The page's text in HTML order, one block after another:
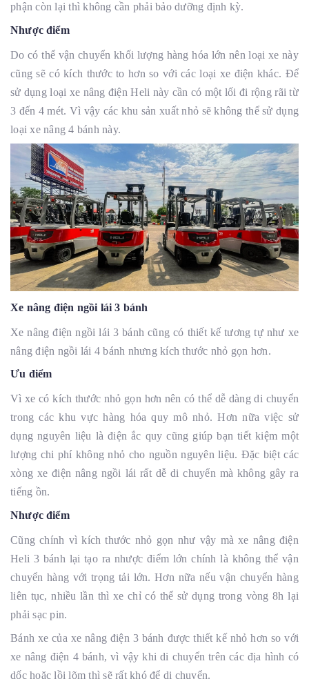
phận còn lại thì không cần phải bảo dưỡng định kỳ.
Nhược điểm
Do có thể vận chuyển khối lượng hàng hóa lớn nên loại xe này
cũng sẽ có kích thước to hơn so với các loại xe điện khác. Để
sử dụng loại xe nâng điện Heli này cần có một lối đi rộng rãi từ
3 đến 4 mét. Vì vậy các khu sản xuất nhỏ sẽ không thể sử dụng
loại xe nâng 4 bánh này.
Xe nâng điện ngồi lái 3 bánh
Xe nâng điện ngồi lái 3 bánh cũng có thiết kế tương tự như xe
nâng điện ngồi lái 4 bánh nhưng kích thước nhỏ gọn hơn.
Ưu điểm
Vì xe có kích thước nhỏ gọn hơn nên có thể dễ dàng di chuyển
trong các khu vực hàng hóa quy mô nhỏ. Hơn nữa việc sử
dụng nguyên liệu là điện ắc quy cũng giúp bạn tiết kiệm một
lượng chi phí không nhỏ cho nguồn nguyên liệu. Đặc biệt các
xòng xe điện nâng ngồi lái rất dễ di chuyển mà không gây ra
tiếng ồn.
Nhược điểm
Cũng chính vì kích thước nhỏ gọn như vậy mà xe nâng điện
Heli 3 bánh lại tạo ra nhược điểm lớn chính là không thể vận
chuyển hàng với trọng tải lớn. Hơn nữa nếu vận chuyển hàng
liên tục, nhiều lần thì xe chỉ có thể sử dụng trong vòng 8h lại
phải sạc pin.
Bánh xe của xe nâng điện 3 bánh được thiết kế nhỏ hơn so với
xe nâng điện 4 bánh, vì vậy khi di chuyển trên các địa hình có
dốc hoặc lồi lõm thì sẽ rất khó để di chuyển.